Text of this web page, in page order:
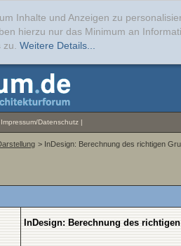
Inhalte und Anzeigen zu
hierzu nur das Minimum an
zu. Weitere Details...
Impressum/Datenschutz |
> InDesign: Berechnung des richtigen
InDesign: Berechnung des